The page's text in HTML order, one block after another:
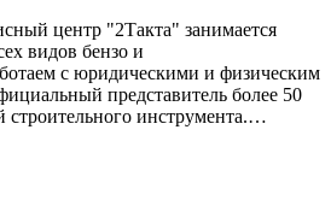
центр "2Такта" занимается
видов бензо и
с юридическими и физическим
представитель более 50
строительного инструмента.…